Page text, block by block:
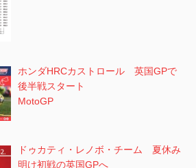
ホンダHRCカストロール 英国GPで
後半戦スタート
MotoGP
ドゥカティ・レノボ・チーム 夏休み
明け初戦の英国GPへ